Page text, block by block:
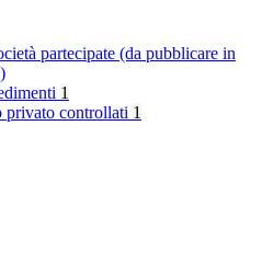
partecipate (da pubblicare in
1
controllati 1